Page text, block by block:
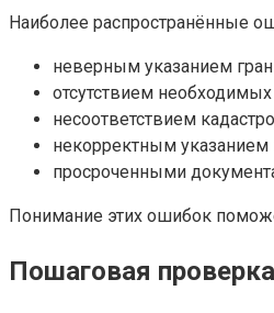
Наиболее распространённые
неверным указанием
отсутствием
несоответствием
некорректным указанием
просроченными
Понимание этих ошибок
Пошаговая